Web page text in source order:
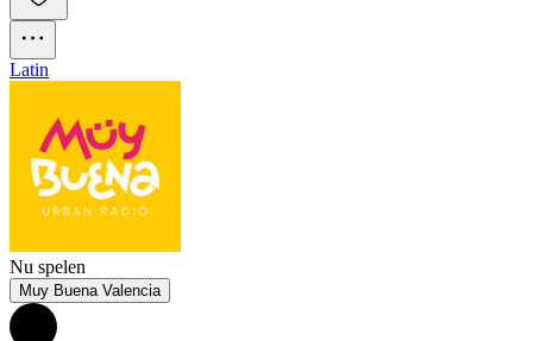
Latin
Nu spelen
Muy Buena Valencia